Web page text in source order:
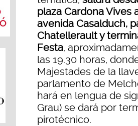
plaza Cardona Vives
avenida Casalduch,
Chatellerault y
Festa,
las 19.30 horas,
Majestades de la
parlamento de
hará en lengua de
Grau) se dará por
pirotécnico.